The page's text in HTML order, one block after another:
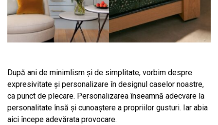
După ani de minimlism și de simplitate, vorbim despre
expresivitate și personalizare în designul caselor noastre,
ca punct de plecare. Personalizarea înseamnă adecvare la
personalitate însă și cunoaștere a propriilor gusturi. Iar abia
aici începe adevărata provocare.